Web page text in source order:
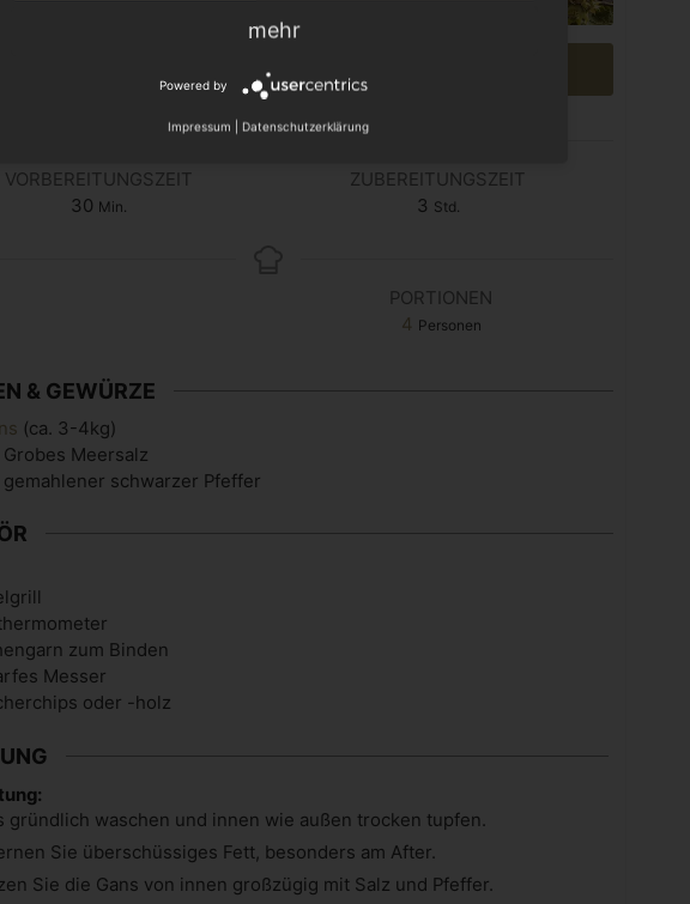
Rezept drucken
VORBEREITUNGSZEIT
30 Min.
ZUBEREITUNGSZEIT
3 Std.
PORTIONEN
4 Personen
& GEWÜRZE
(ca. 3-4kg)
Grobes Meersalz
gemahlener schwarzer Pfeffer
zum Binden
Messer
oder -holz
gründlich waschen und innen wie außen trocken tupfen.
Sie überschüssiges Fett, besonders am After.
Sie die Gans von innen großzügig mit Salz und Pfeffer.
mehr
Powered by
Impressum Datenschutzerklärung